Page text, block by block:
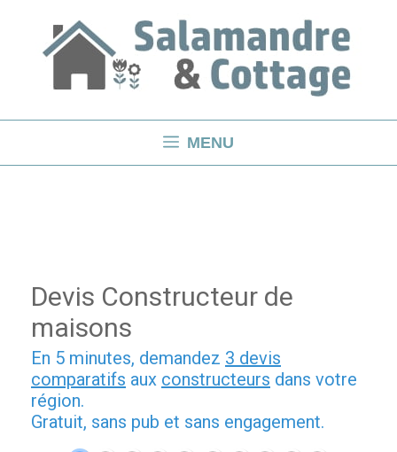
MENU
Devis Constructeur de
maisons
En 5 minutes, demandez 3 devis
comparatifs aux constructeurs dans votre
région.
Gratuit, sans pub et sans engagement.